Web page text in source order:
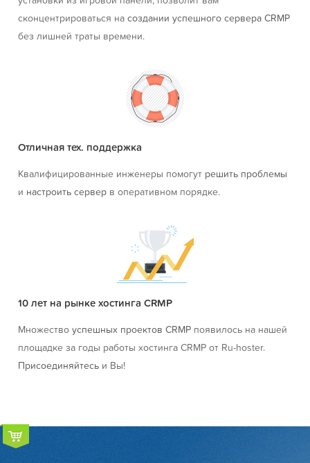
сконцентрироваться на создании успешного сервера CRMP
без лишней траты времени.
Отличная тех. поддержка
Квалифицированные инженеры помогут решить проблемы
и настроить сервер в оперативном порядке.
10 лет на рынке хостинга CRMP
Множество успешных проектов CRMP появилось на нашей
площадке за годы работы хостинга CRMP от Ru-hoster.
Присоединяйтесь и Вы!